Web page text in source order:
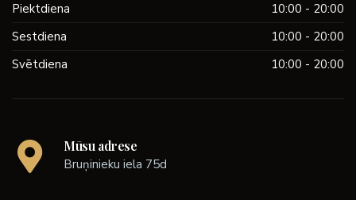
Piektdiena
10:00 - 20:00
Sestdiena
10:00 - 20:00
Svētdiena
10:00 - 20:00
Mūsu adrese
Bruņinieku iela 75d